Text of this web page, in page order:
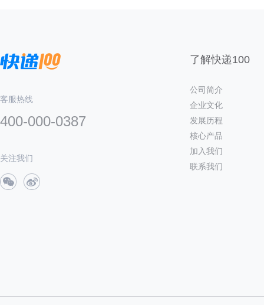
客服热线
400-000-0387
关注我们
了解快递100
公司简介
企业文化
发展历程
核心产品
加入我们
联系我们